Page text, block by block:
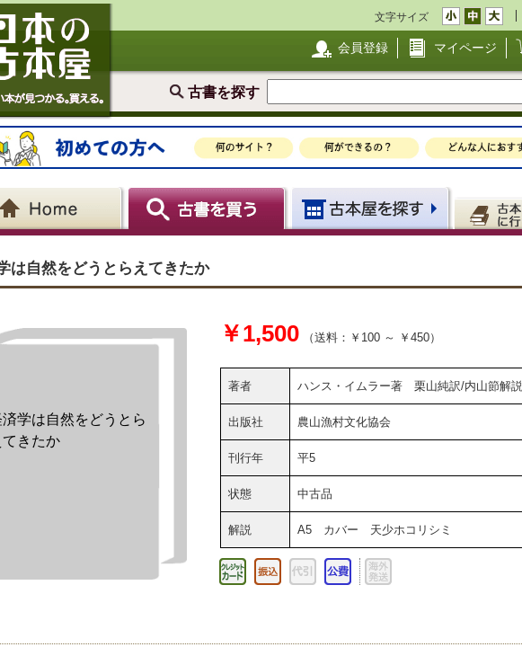
文字サイズ
会員登録 マイページ
古書を探す
は自然をどうとらえてきたか
済学は自然をどうとら
てきたか
￥1,500 （送料：￥100 ～ ￥450）
著者 ハンス・イムラー著 栗山純訳/内山節解説
出版社 農山漁村文化協会
刊行年 平5
状態 中古品
解説 A5 カバー 天少ホコリシミ